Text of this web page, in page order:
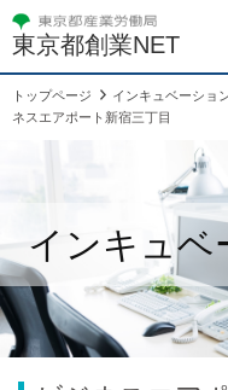
東京都創業NET
トップページ インキュベーショ
ネスエアポート新宿三丁目
インキュベ